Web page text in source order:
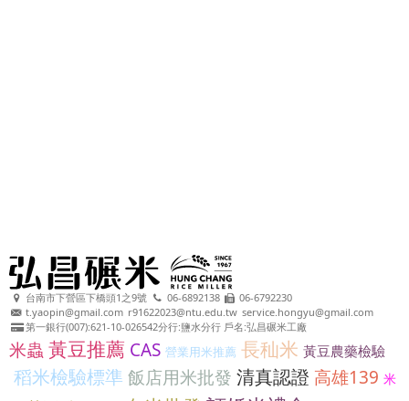
台南市下營區下橋頭1之9號 06-6892138
06-6792230
t.yaopin@gmail.com r91622023@ntu.edu.tw service.hongyu@gmail.com
第一銀行(007):621-10-026542分行:鹽水分行 戶名:弘昌碾米工廠
米蟲 黃豆推薦 CAS 營業用米推薦 長秈米 黃豆農藥檢驗
稻米檢驗標準 飯店用米批發 清真認證 高雄139 米